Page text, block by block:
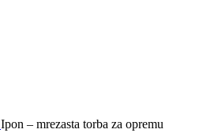
Ipon – mrezasta torba za opremu